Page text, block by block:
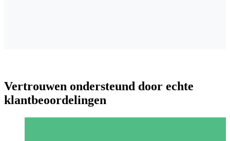
Vertrouwen ondersteund door echte
klantbeoordelingen